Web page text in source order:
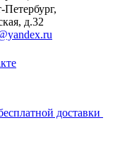
Петербург,
д.32
доставки